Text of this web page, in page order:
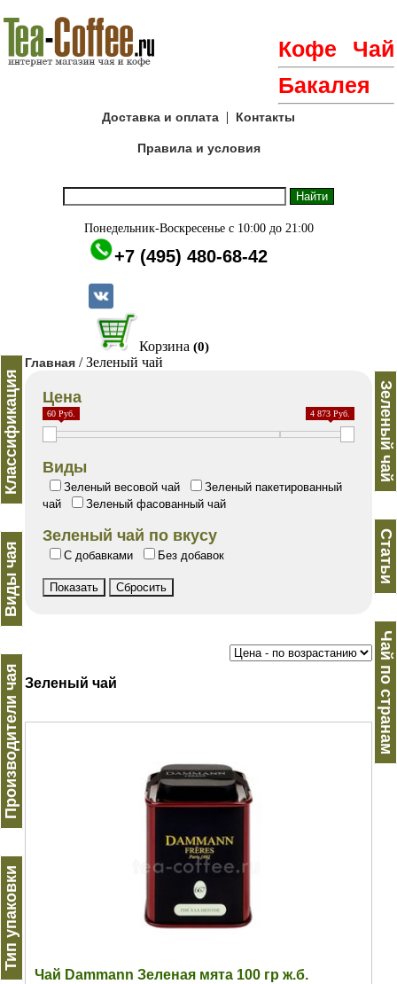
Кофе
Чай
Бакалея
Доставка и оплата | Контакты
Правила и условия
Понедельник-Воскресенье с 10:00 до 21:00
+7 (495) 480-68-42
Корзина (0)
Классификация
Виды чая
Производители чая
Тип упаковки
Главная / Зеленый чай
Цена
60 Руб. 4 873 Руб.
Виды
Зеленый весовой чай
Зеленый пакетированный
чай
Зеленый фасованный чай
Зеленый чай по вкусу
С добавками Без добавок
Зеленый чай
Чай Dammann Зеленая мята 100 гр ж.б.
Зеленый чай
Статьи
Чай по странам